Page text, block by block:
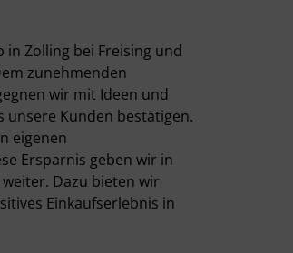
Zolling bei Freising und
zunehmenden
wir mit Ideen und
Kunden bestätigen.
eigenen
Ersparnis geben wir in
Dazu bieten wir
Einkaufserlebnis in